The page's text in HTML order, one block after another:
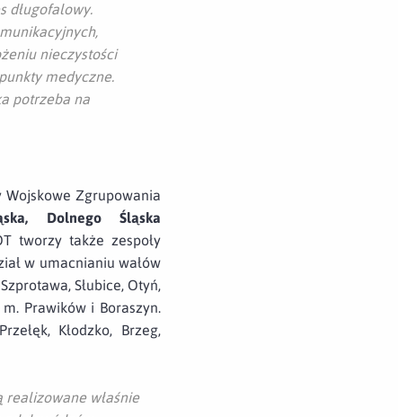
długofalowy.
nieczystości
medyczne.
potrzeba na
Zgrupowania
Dolnego Śląska
tworzy także zespoły
w umacnianiu wałów
Słubice, Otyń,
Prawików i Boraszyn.
Kłodzko, Brzeg,
realizowane właśnie